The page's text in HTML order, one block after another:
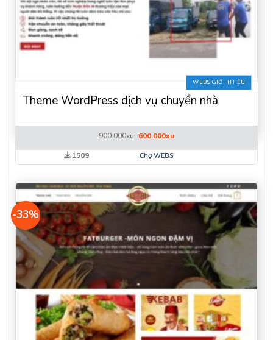
WEBS GIỚI THIỆU
Theme WordPress dịch vụ chuyển nhà
900.000xu Giá
là:
900.000xu.
600.000xuGiá
tại
1509 Chợ WEBS
-33%